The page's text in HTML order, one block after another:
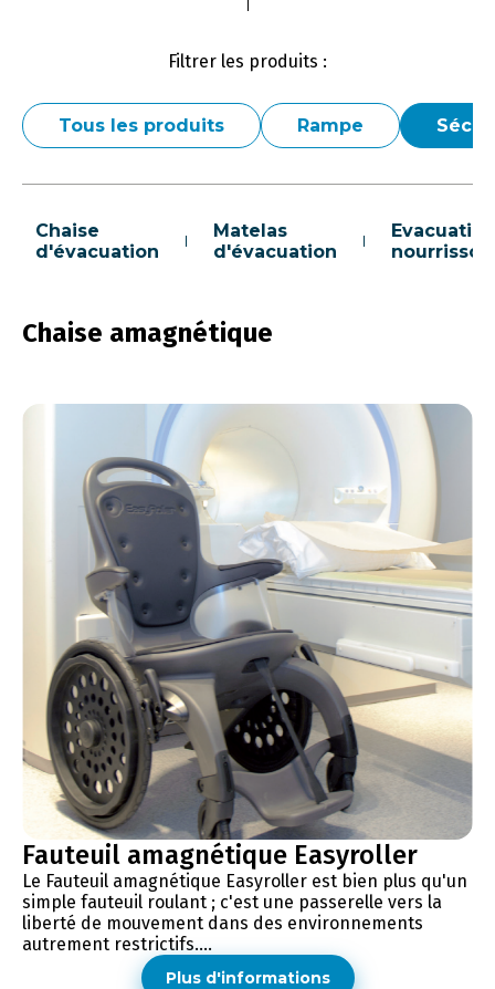
Filtrer les produits :
Tous les produits Rampe
Chaise
d'évacuation
Matelas
d'évacuation
Evacuation
nourrisson
Chaise amagnétique
Fauteuil amagnétique Easyroller
Le Fauteuil amagnétique Easyroller est bien plus qu'un
simple fauteuil roulant ; c'est une passerelle vers la
liberté de mouvement dans des environnements
autrement restrictifs....
Plus d'informations